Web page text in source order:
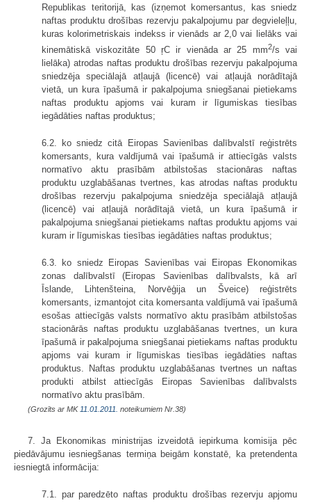
Republikas teritorijā, kas (izņemot komersantus, kas sniedz
naftas produktu drošības rezervju pakalpojumu par degvieleļļu,
kuras kolorimetriskais indekss ir vienāds ar 2,0 vai lielāks vai
kinemātiskā viskozitāte 50 ŗC ir vienāda ar 25 mm2/s vai
lielāka) atrodas naftas produktu drošības rezervju pakalpojuma
sniedzēja speciālajā atļaujā (licencē) vai atļaujā norādītajā
vietā, un kura īpašumā ir pakalpojuma sniegšanai pietiekams
naftas produktu apjoms vai kuram ir līgumiskas tiesības
iegādāties naftas produktus;
6.2. ko sniedz citā Eiropas Savienības dalībvalstī reģistrēts
komersants, kura valdījumā vai īpašumā ir attiecīgās valsts
normatīvo aktu prasībām atbilstošas stacionāras naftas
produktu uzglabāšanas tvertnes, kas atrodas naftas produktu
drošības rezervju pakalpojuma sniedzēja speciālajā atļaujā
(licencē) vai atļaujā norādītajā vietā, un kura īpašumā ir
pakalpojuma sniegšanai pietiekams naftas produktu apjoms vai
kuram ir līgumiskas tiesības iegādāties naftas produktus;
6.3. ko sniedz Eiropas Savienības vai Eiropas Ekonomikas
zonas dalībvalstī (Eiropas Savienības dalībvalsts, kā arī
Īslande, Lihtenšteina, Norvēģija un Šveice) reģistrēts
komersants, izmantojot cita komersanta valdījumā vai īpašumā
esošas attiecīgās valsts normatīvo aktu prasībām atbilstošas
stacionārās naftas produktu uzglabāšanas tvertnes, un kura
īpašumā ir pakalpojuma sniegšanai pietiekams naftas produktu
apjoms vai kuram ir līgumiskas tiesības iegādāties naftas
produktus. Naftas produktu uzglabāšanas tvertnes un naftas
produkti atbilst attiecīgās Eiropas Savienības dalībvalsts
normatīvo aktu prasībām.
(Grozīts ar MK 11.01.2011. noteikumiem Nr.38)
7. Ja Ekonomikas ministrijas izveidotā iepirkuma komisija pēc
piedāvājumu iesniegšanas termiņa beigām konstatē, ka pretendenta
iesniegtā informācija:
7.1. par paredzēto naftas produktu drošības rezervju apjomu